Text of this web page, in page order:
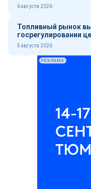
6 августа 2026
Топливный рынок
госрегулировании
5 августа 2026
РЕКЛАМА